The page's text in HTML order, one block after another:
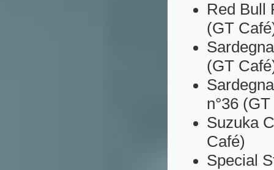
Red Bull
(GT
(GT
n°36
Suzuka
Café)
Special